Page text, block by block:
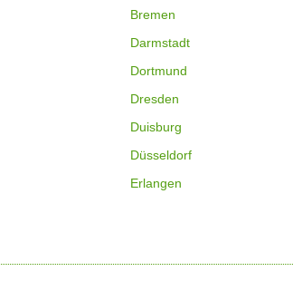
Bremen
Darmstadt
Dortmund
Dresden
Duisburg
Düsseldorf
Erlangen